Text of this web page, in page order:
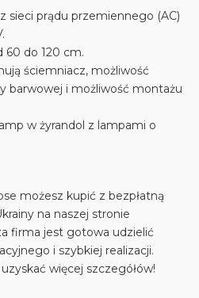
sieci prądu przemiennego (AC)
60 do 120 cm.
ściemniacz, możliwość
barwowej i możliwość montażu
w żyrandol z lampami o
możesz kupić z bezpłatną
na naszej stronie
firma jest gotowa udzielić
i szybkiej realizacji.
więcej szczegółów!